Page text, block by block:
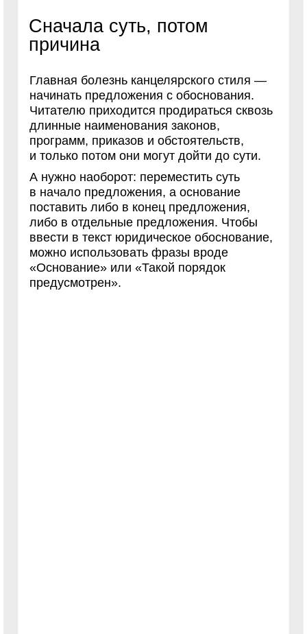
Сначала суть, потом
причина
Главная болезнь канцелярского стиля —
начинать предложения с обоснования.
Читателю приходится продираться сквозь
длинные наименования законов,
программ, приказов и обстоятельств,
и только потом они могут дойти до сути.
А нужно наоборот: переместить суть
в начало предложения, а основание
поставить либо в конец предложения,
либо в отдельные предложения. Чтобы
ввести в текст юридическое обоснование,
можно использовать фразы вроде
«Основание» или «Такой порядок
предусмотрен».